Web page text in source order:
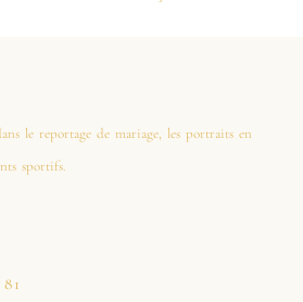
le reportage de mariage, les portraits en
sportifs.